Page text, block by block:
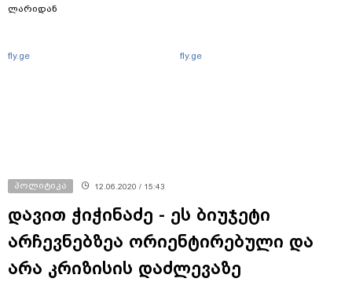
ლარიდან
fly.ge fly.ge
პოლიტიკა 12.06.2020 / 15:43
დავით ჭიჭინაძე - ეს ბიუჯეტი
არჩევნებზეა ორიენტირებული და
არა კრიზისის დაძლევაზე